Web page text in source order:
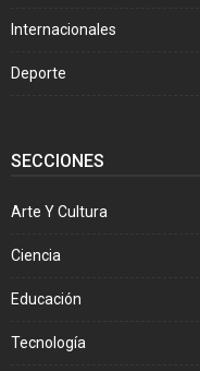
Internacionales
Deporte
SECCIONES
Arte Y Cultura
Ciencia
Educación
Tecnología